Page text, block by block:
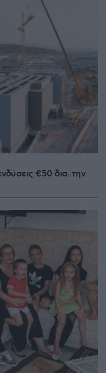
€50 δισ. την